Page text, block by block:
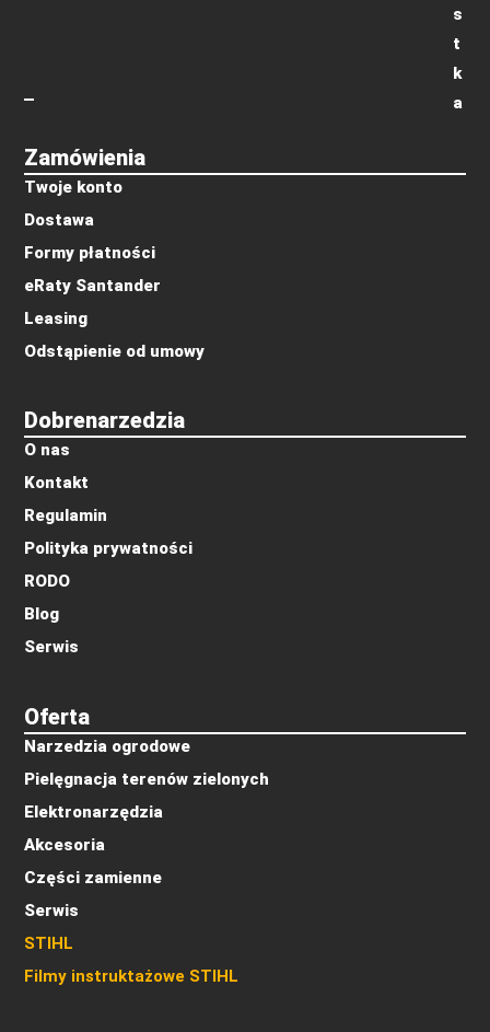
Oferta
Narzedzia ogrodowe
Pielęgnacja terenów zielonych
Elektronarzędzia
Akcesoria
Części zamienne
Serwis
STIHL
Filmy instruktażowe STIHL
Dobrenarzedzia
O nas
Kontakt
Regulamin
Polityka prywatności
RODO
Blog
Serwis
Zamówienia
Twoje konto
Dostawa
Formy płatności
eRaty Santander
Leasing
Odstąpienie od umowy
s
t
k
a